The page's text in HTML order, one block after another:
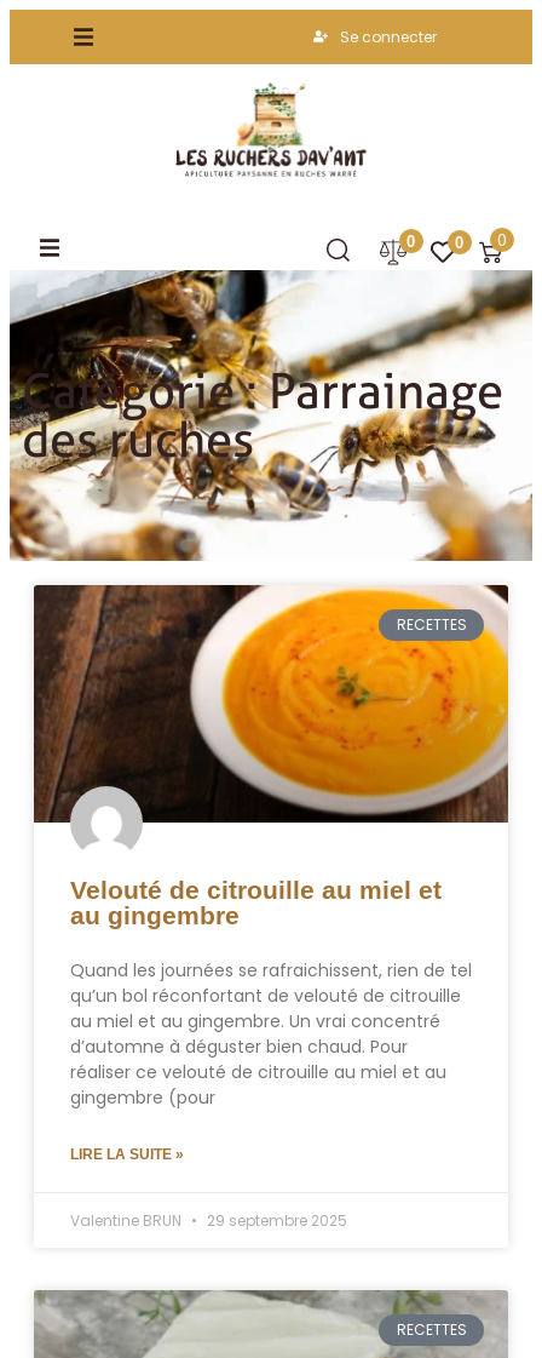
Se connecter
0 0 0
Accueil Parrainage des ruches
Catégorie : Parrainage
des ruches
RECETTES
Velouté de citrouille au miel et
au gingembre
Quand les journées se rafraichissent, rien de tel
qu’un bol réconfortant de velouté de citrouille
au miel et au gingembre. Un vrai concentré
d’automne à déguster bien chaud. Pour
réaliser ce velouté de citrouille au miel et au
gingembre (pour
LIRE LA SUITE »
Valentine BRUN 29 septembre 2025
RECETTES